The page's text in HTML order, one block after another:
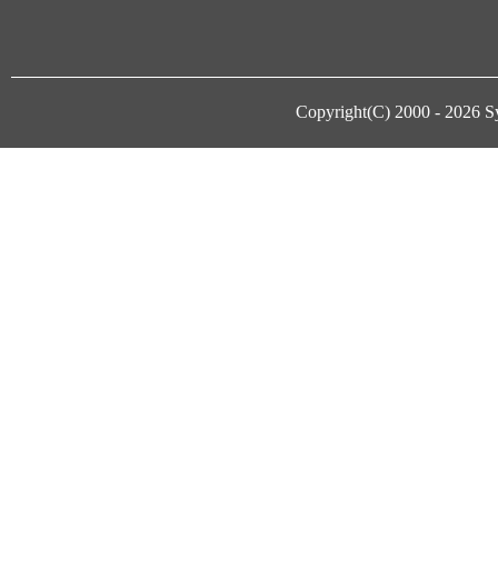
Copyright(C) 2000 - 2026